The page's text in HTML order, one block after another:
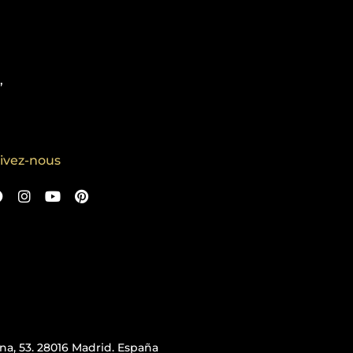
nous
53. 28016 Madrid. España